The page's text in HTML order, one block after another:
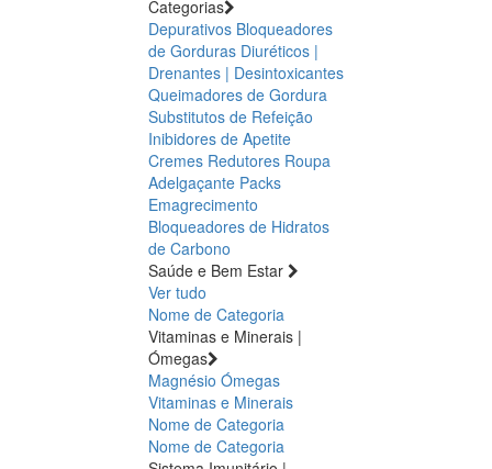
Categorias
Depurativos Bloqueadores
de Gorduras Diuréticos |
Drenantes | Desintoxicantes
Queimadores de Gordura
Substitutos de Refeição
Inibidores de Apetite
Cremes Redutores Roupa
Adelgaçante Packs
Emagrecimento
Bloqueadores de Hidratos
de Carbono
Saúde e Bem Estar
Ver tudo
Nome de Categoria
Vitaminas e Minerais |
Ómegas
Magnésio Ómegas
Vitaminas e Minerais
Nome de Categoria
Nome de Categoria